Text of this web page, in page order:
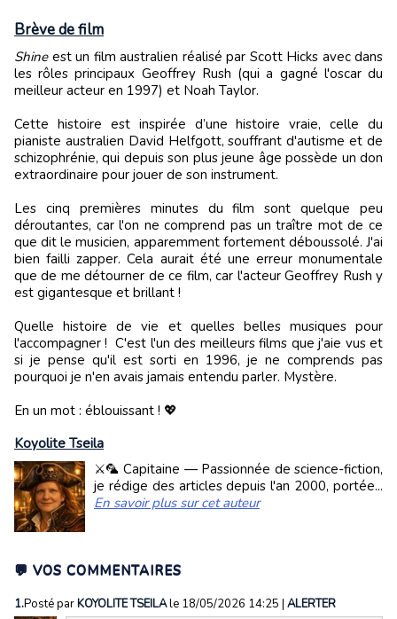
Brève de film
Shineest un film australien réalisé par Scott Hicks avec dans
les rôles principaux Geoffrey Rush (qui a gagné l'oscar du
meilleur acteur en 1997) et Noah Taylor.
Cette histoire est inspirée d’une histoire vraie, celle du
pianiste australien David Helfgott, souffrant d'autisme et de
schizophrénie, qui depuis son plus jeune âge possède un don
extraordinaire pour jouer de son instrument.
Les cinq premières minutes du film sont quelque peu
déroutantes, car l'on ne comprend pas un traître mot de ce
que dit le musicien, apparemment fortement déboussolé. J'ai
bien failli zapper. Cela aurait été une erreur monumentale
que de me détourner de ce film, car l'acteur Geoffrey Rush y
est gigantesque et brillant !
Quelle histoire de vie et quelles belles musiques pour
l'accompagner ! C'est l'un des meilleurs films que j'aie vus et
si je pense qu'il est sorti en 1996, je ne comprends pas
pourquoi je n'en avais jamais entendu parler. Mystère.
En un mot : éblouissant ! 💖
Koyolite Tseila
⚔️🦜 Capitaine — Passionnée de science-fiction,
je rédige des articles depuis l'an 2000, portée...
En savoir plus sur cet auteur
💬 VOS COMMENTAIRES
1.Posté parKOYOLITE TSEILAle 18/05/2026 14:25 | ALERTER